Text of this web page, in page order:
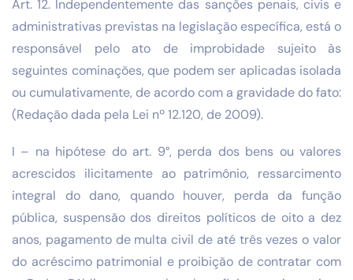
Art. 12. Independentemente das sanções penais, civis e
administrativas previstas na legislação específica, está o
responsável pelo ato de improbidade sujeito às
seguintes cominações, que podem ser aplicadas isolada
ou cumulativamente, de acordo com a gravidade do fato:
(Redação dada pela Lei nº 12.120, de 2009).
I – na hipótese do art. 9°, perda dos bens ou valores
acrescidos ilicitamente ao patrimônio, ressarcimento
integral do dano, quando houver, perda da função
pública, suspensão dos direitos políticos de oito a dez
anos, pagamento de multa civil de até três vezes o valor
do acréscimo patrimonial e proibição de contratar com